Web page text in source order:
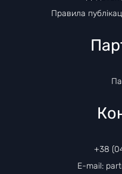
Правила
+38
E-mail: